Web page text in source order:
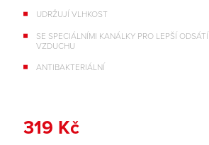
UDRŽUJÍ VLHKOST
SE SPECIÁLNÍMI KANÁLKY PRO LEPŠÍ ODSÁTÍ
VZDUCHU
ANTIBAKTERIÁLNÍ
319 Kč